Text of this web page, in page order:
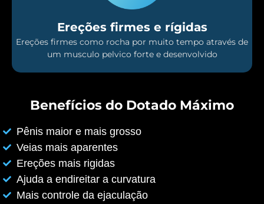
Ereções firmes e rígidas
Ereções firmes como rocha por muito tempo através de
um musculo pelvico forte e desenvolvido
Benefícios do Dotado Máximo
Pênis maior e mais grosso
Veias mais aparentes
Ereções mais rigidas
Ajuda a endireitar a curvatura
Mais controle da ejaculação